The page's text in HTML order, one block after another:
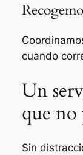
cuando
Un
que no
Sin